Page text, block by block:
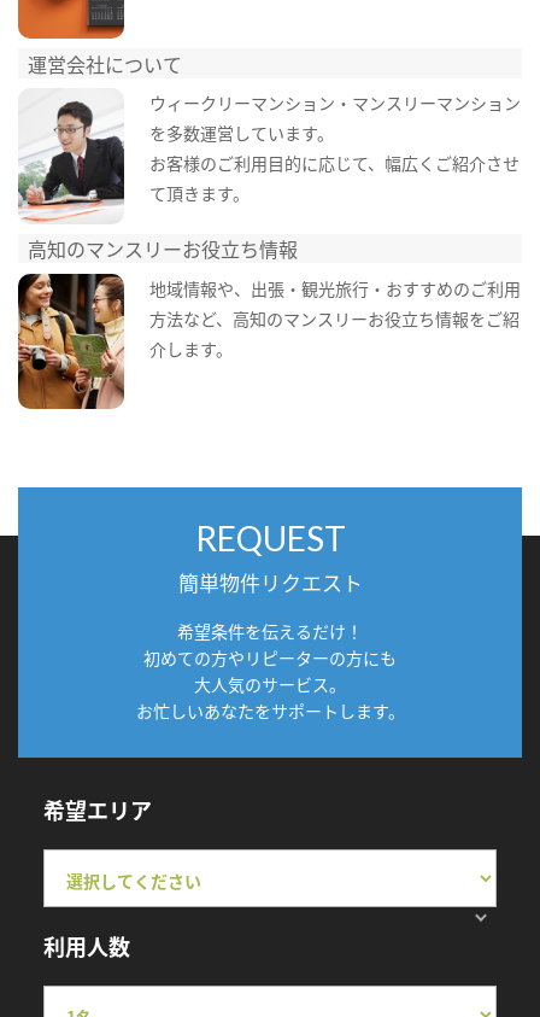
運営会社について
ウィークリーマンション・マンスリーマンション
を多数運営しています。
お客様のご利用目的に応じて、幅広くご紹介させ
て頂きます。
高知のマンスリーお役立ち情報
地域情報や、出張・観光旅行・おすすめのご利用
方法など、高知のマンスリーお役立ち情報をご紹
介します。
REQUEST
簡単物件リクエスト
希望条件を伝えるだけ！
初めての方やリピーターの方にも
大人気のサービス。
お忙しいあなたをサポートします。
希望エリア
利用人数